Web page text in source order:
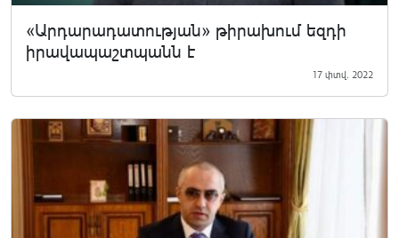
«Արդարադատության» թիրախում եզդի
իրավապաշտպանն է
17 փտվ. 2022